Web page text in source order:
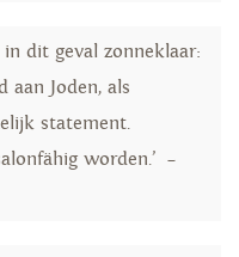
in dit geval zonneklaar:
aan Joden, als
statement.
worden.’ –